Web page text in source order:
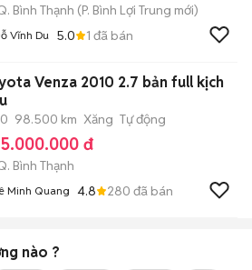
Bình Thạnh (P. Bình Lợi Trung mới)
Vĩnh Du 5.0 1 đã bán
Venza 2010 2.7 bản full kịch
98.500 km Xăng Tự động
đ
Bình Thạnh
Minh Quang 4.8 280 đã bán
nào ?